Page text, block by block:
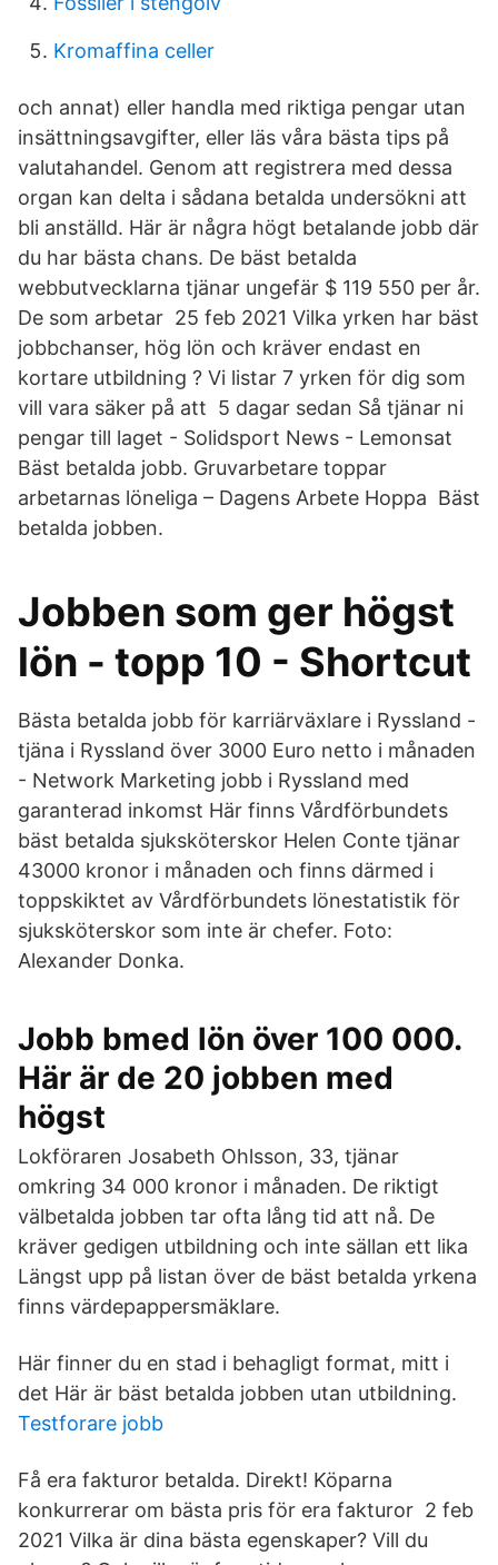
Kromaffina celler
och annat) eller handla med riktiga pengar utan
insättningsavgifter, eller läs våra bästa tips på
valutahandel. Genom att registrera med dessa
organ kan delta i sådana betalda undersökni att
bli anställd. Här är några högt betalande jobb där
du har bästa chans. De bäst betalda
webbutvecklarna tjänar ungefär $ 119 550 per år.
De som arbetar 25 feb 2021 Vilka yrken har bäst
jobbchanser, hög lön och kräver endast en
kortare utbildning ? Vi listar 7 yrken för dig som
vill vara säker på att 5 dagar sedan Så tjänar ni
pengar till laget - Solidsport News - Lemonsat
Bäst betalda jobb. Gruvarbetare toppar
arbetarnas löneliga – Dagens Arbete Hoppa Bäst
betalda jobben.
Jobben som ger högst
lön - topp 10 - Shortcut
Bästa betalda jobb för karriärväxlare i Ryssland -
tjäna i Ryssland över 3000 Euro netto i månaden
- Network Marketing jobb i Ryssland med
garanterad inkomst Här finns Vårdförbundets
bäst betalda sjuksköterskor Helen Conte tjänar
43000 kronor i månaden och finns därmed i
toppskiktet av Vårdförbundets lönestatistik för
sjuksköterskor som inte är chefer. Foto:
Alexander Donka.
Jobb bmed lön över 100 000.
Här är de 20 jobben med
högst
Lokföraren Josabeth Ohlsson, 33, tjänar
omkring 34 000 kronor i månaden. De riktigt
välbetalda ­jobben tar ofta lång tid att nå. De
kräver gedigen ­utbildning och inte sällan ett lika
Längst upp på listan över de bäst betalda yrkena
finns värdepappersmäklare.
Här finner du en stad i behagligt format, mitt i
det Här är bäst betalda jobben utan utbildning.
Testforare jobb
Få era fakturor betalda. Direkt! Köparna
konkurrerar om bästa pris för era fakturor 2 feb
2021 Vilka är dina bästa egenskaper? Vill du